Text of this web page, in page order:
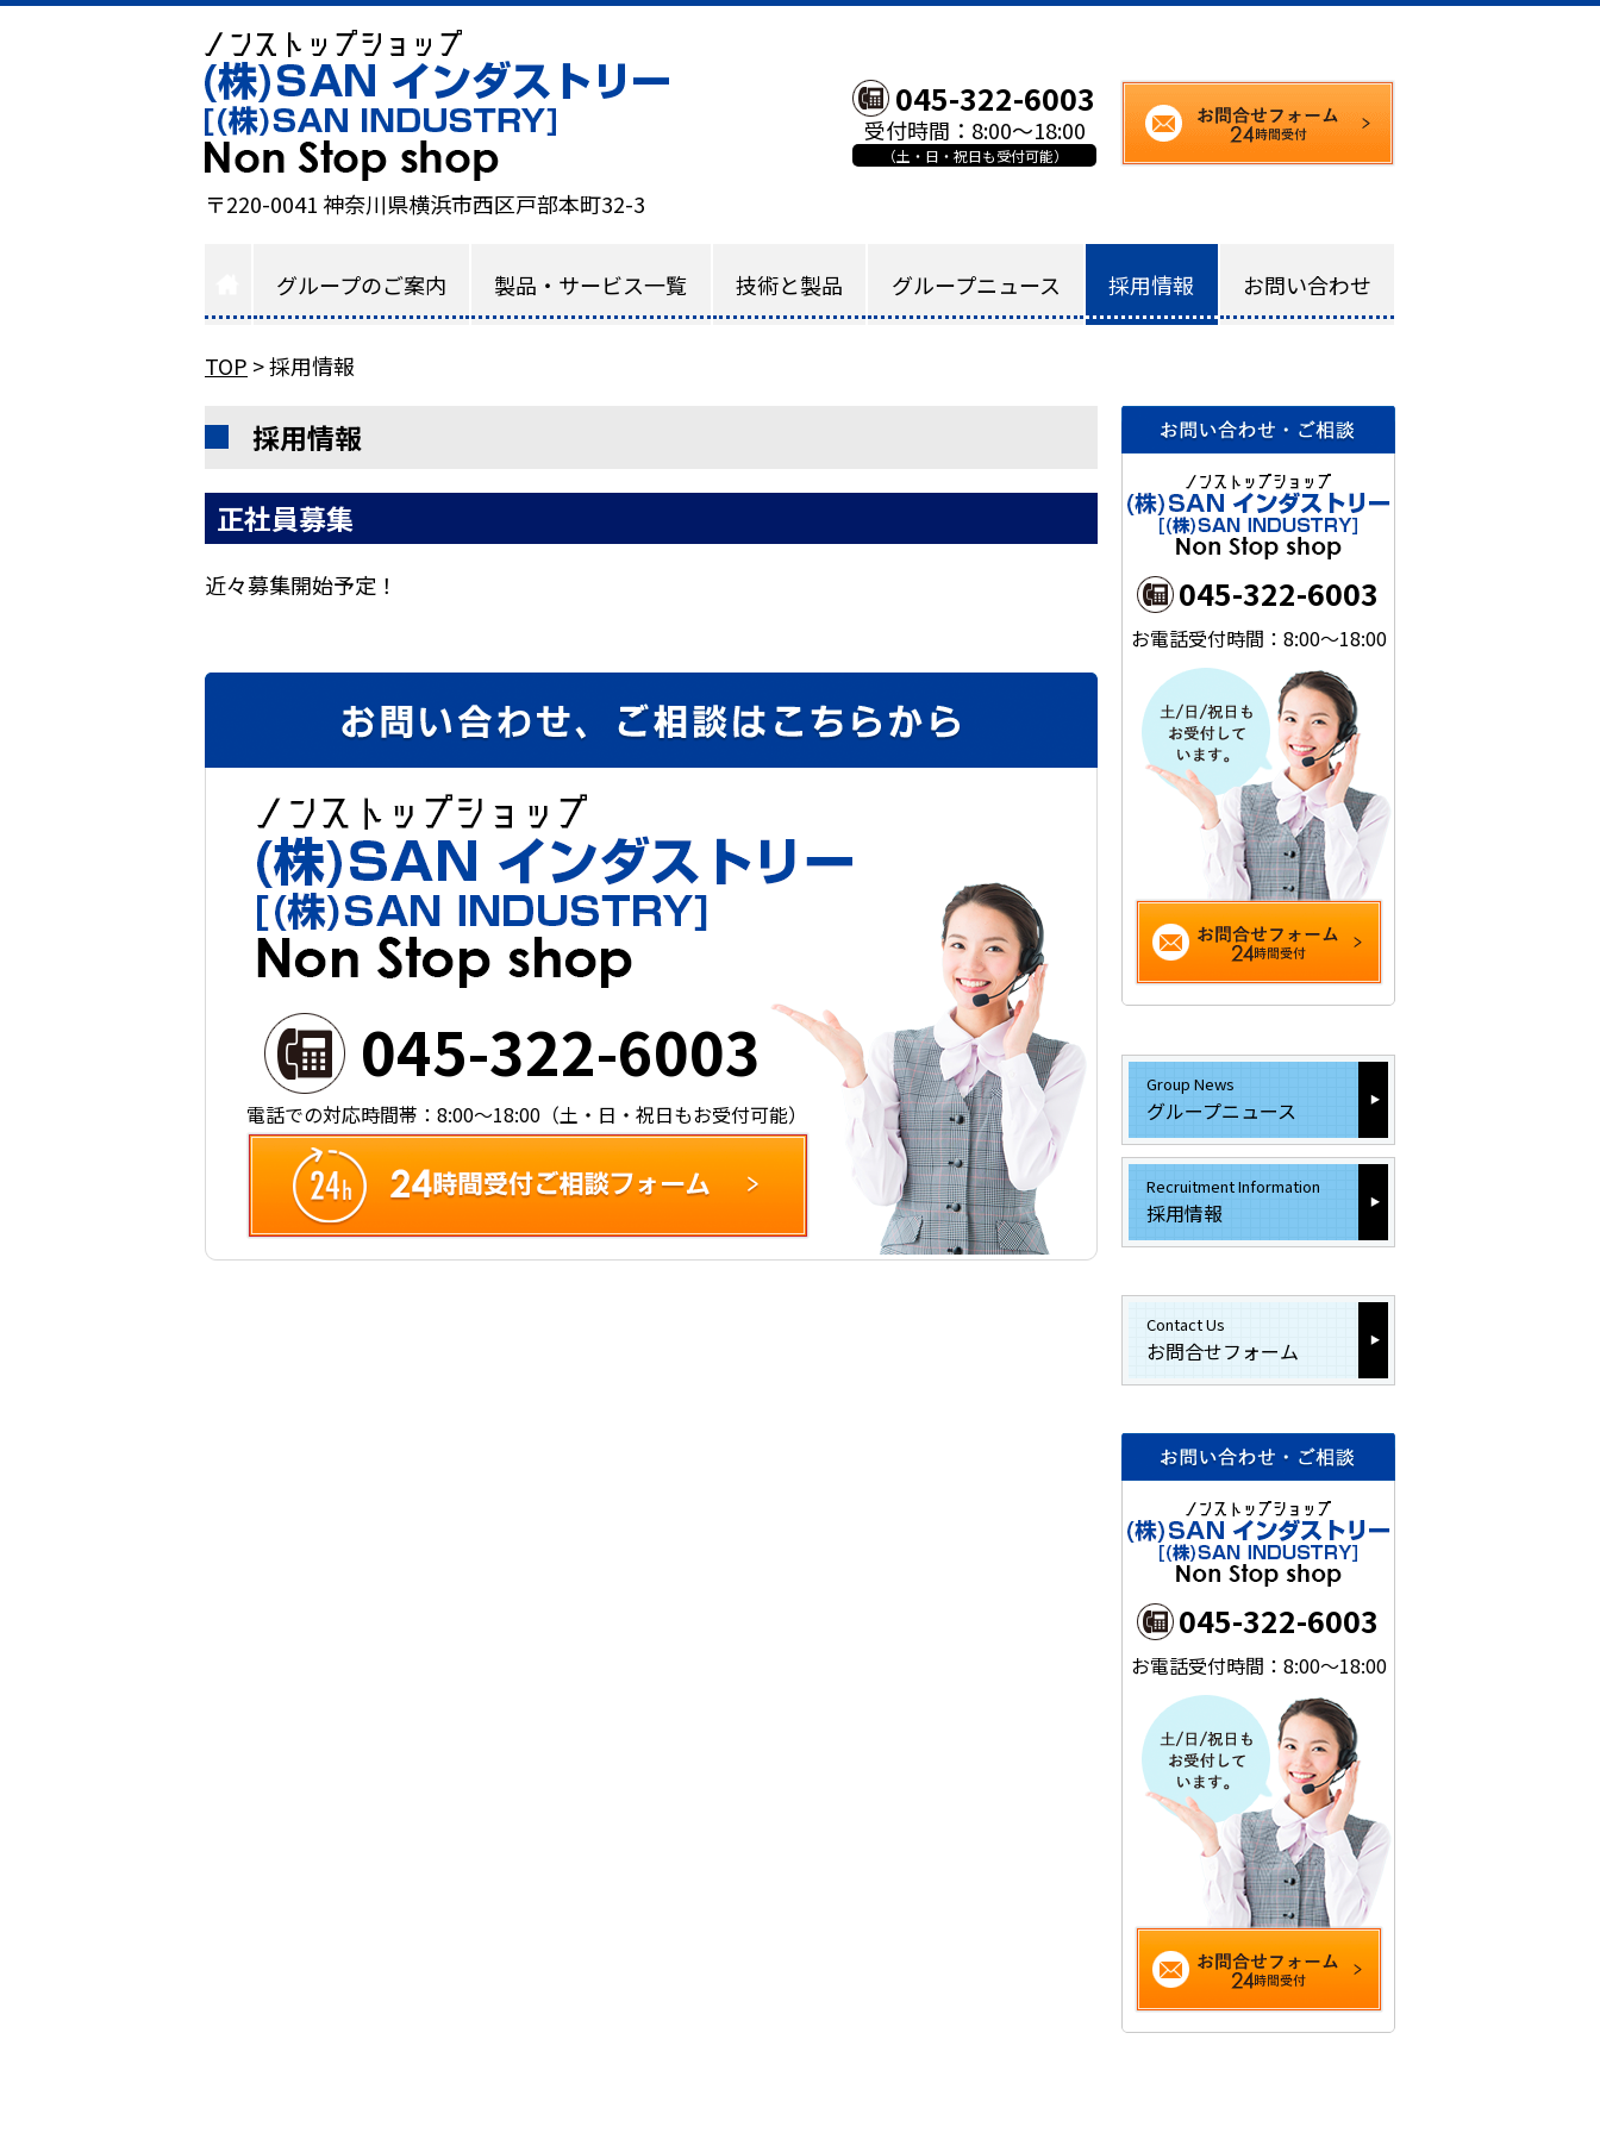
〒220-0041 神奈川県横浜市西区戸部本町32-3
045-322-6003
受付時間：8:00～18:00
（土・日・祝日も受付可能）
グループのご案内 製品・サービス一覧 技術と製品 グループニュース 採用情報 お問い合わせ
TOP >採用情報
採用情報
正社員募集
近々募集開始予定！
045-322-6003
電話での対応時間帯：8:00～18:00（土・日・祝日もお受付可能）
045-322-6003
お電話受付時間：8:00～18:00
Group News
グループニュース
Recruitment Information
採用情報
Contact Us
お問合せフォーム
045-322-6003
お電話受付時間：8:00～18:00